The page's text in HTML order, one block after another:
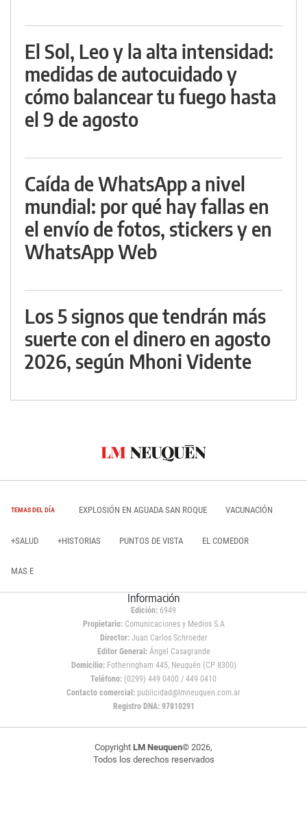
El Sol, Leo y la alta intensidad:
medidas de autocuidado y
cómo balancear tu fuego hasta
el 9 de agosto
Caída de WhatsApp a nivel
mundial: por qué hay fallas en
el envío de fotos, stickers y en
WhatsApp Web
Los 5 signos que tendrán más
suerte con el dinero en agosto
2026, según Mhoni Vidente
TEMAS DEL DÍA EXPLOSIÓN EN AGUADA SAN ROQUE VACUNACIÓN
+SALUD +HISTORIAS PUNTOS DE VISTA EL COMEDOR
MAS E
Información
Edición: 6949
Propietario:Comunicaciones y Medios S.A
Director: Juan Carlos Schroeder
Editor General:Ángel Casagrande
Domicilio:Fotheringham 445, Neuquén (CP 8300)
Teléfono: (0299) 449 0400 / 449 0410
Contacto comercial: publicidad@lmneuquen.com.ar
Registro DNA: 97810291
Copyright LM Neuquen© 2026,
Todos los derechos reservados